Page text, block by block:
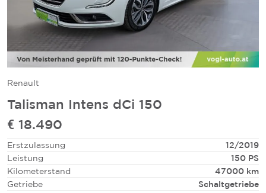
Renault
Talisman Intens dCi 150
€ 18.490
Erstzulassung
12/2019
Leistung
150 PS
Kilometerstand
47000 km
Getriebe
Schaltgetriebe